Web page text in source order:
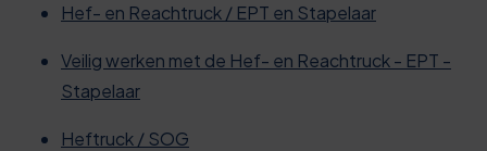
Hef- en Reachtruck / EPT en Stapelaar
Veilig werken met de Hef- en Reachtruck - EPT -
Stapelaar
Heftruck / SOG